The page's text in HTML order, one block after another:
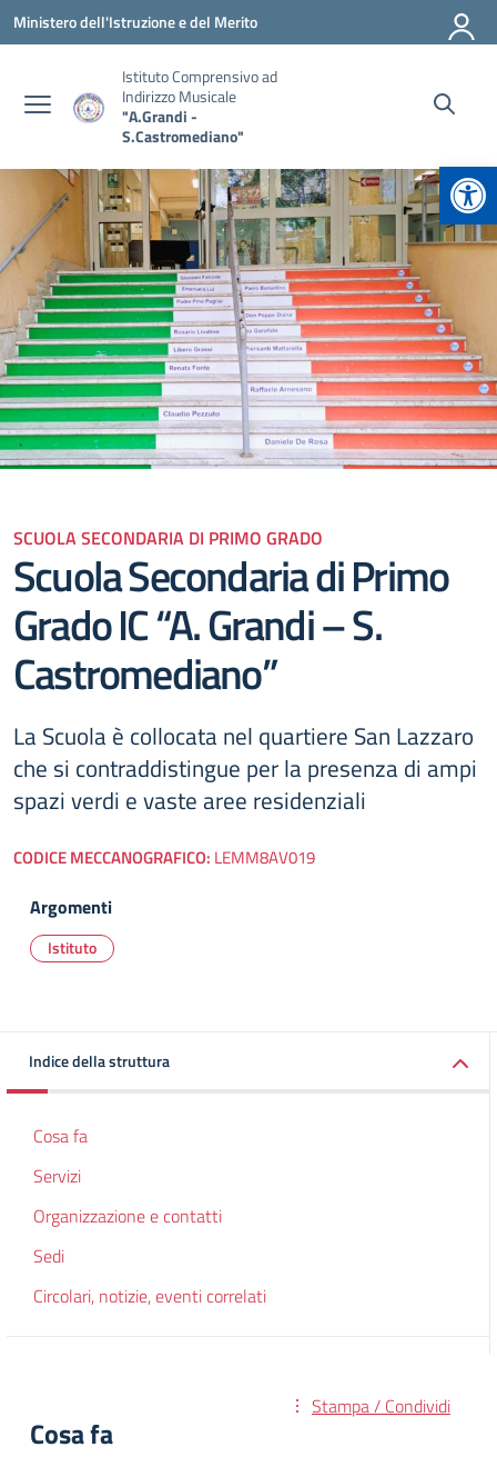
Vai ai contenuti
Vai al menu di navigazione
Vai al footer
Ministero dell'Istruzione e del Merito
Istituto Comprensivo ad
Indirizzo Musicale
"A.Grandi -
S.Castromediano"
SCUOLA SECONDARIA DI PRIMO GRADO
Scuola Secondaria di Primo
Grado IC “A. Grandi – S.
Castromediano”
La Scuola è collocata nel quartiere San Lazzaro
che si contraddistingue per la presenza di ampi
spazi verdi e vaste aree residenziali
CODICE MECCANOGRAFICO: LEMM8AV019
Argomenti
Istituto
Indice della struttura
Cosa fa
Servizi
Organizzazione e contatti
Sedi
Circolari, notizie, eventi correlati
Stampa / Condividi
Cosa fa